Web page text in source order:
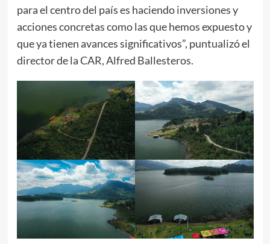
para el centro del país es haciendo inversiones y
acciones concretas como las que hemos expuesto y
que ya tienen avances significativos”, puntualizó el
director de la CAR, Alfred Ballesteros.